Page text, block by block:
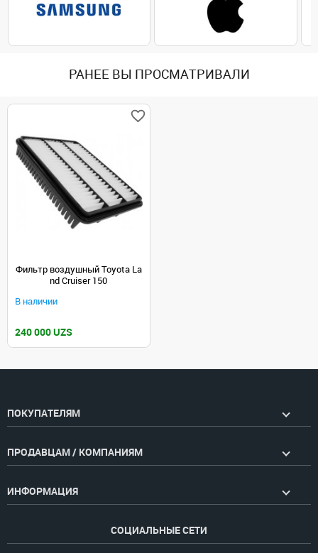
РАНЕЕ ВЫ ПРОСМАТРИВАЛИ
Фильтр воздушный Toyota La
nd Cruiser 150
В наличии
240 000 UZS
ПОКУПАТЕЛЯМ
ПРОДАВЦАМ / КОМПАНИЯМ
ИНФОРМАЦИЯ
СОЦИАЛЬНЫЕ СЕТИ